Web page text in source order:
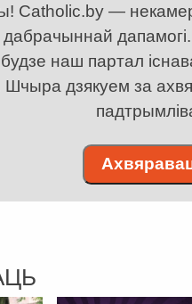
Catholic.by —
дабрачыннай
наш партал
дзякуем за